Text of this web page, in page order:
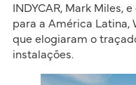
INDYCAR, Mark Miles,
para a América Latina,
que elogiaram o
instalações.